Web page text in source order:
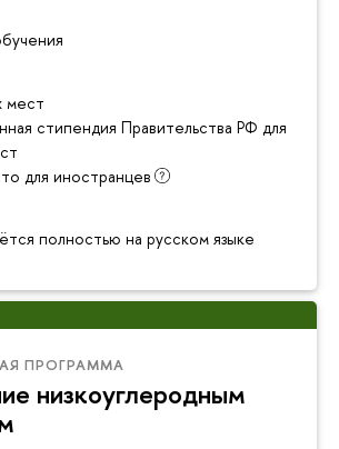
мест
стипендия Правительства РФ для
для иностранцев
полностью на русском языке
ПРОГРАММА
низкоуглеродным